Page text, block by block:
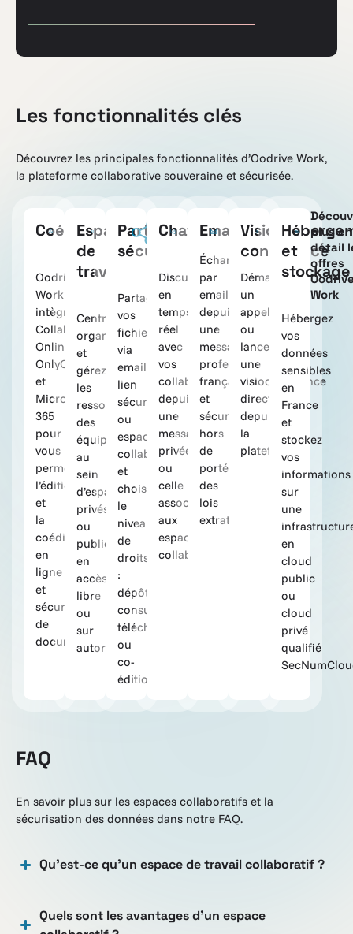
Les fonctionnalités clés
Découvrez les principales fonctionnalités d’Oodrive Work,
la plateforme collaborative souveraine et sécurisée.
Coédition
Oodrive
Work
intègre
Collabora
Online,
OnlyOffice
et
Microsoft
365
pour
vous
permettre
l’édition
et
la
coédition
en
ligne
et
sécurisées
de
documents.
Espace
de
travail
Centralisez,
organisez
et
gérez
les
ressources
des
équipes
au
sein
d’espaces
privés
ou
publics,
en
accès
libre
ou
sur
autorisation.
Partage
sécurisé
Partagez
vos
fichiers
via
email,
lien
sécurisé
ou
espace
collaboratif,
et
choisissez
le
niveau
de
droits
:
dépôt,
consultation,
téléchargement
ou
co-
édition.
Chat
Discutez
en
temps
réel
avec
vos
collaborateurs,
depuis
une
messagerie
privée
ou
celle
associée
aux
espaces
collaboratifs.
Email
Échangez
par
email
depuis
une
messagerie
professionnelle
française
et
sécurisée
hors
de
portée
des
lois
extraterritoriales.
Visio
conférence
Démarrez
un
appel
ou
lancez
une
visioconférence
directement
depuis
la
plateforme.
et
stockage
Hébergez
vos
données
sensibles
en
France
et
stockez
vos
informations
sur
une
en
cloud
public
ou
cloud
privé
qualifié
plus en
détail
offres
Work
FAQ
En savoir plus sur les espaces collaboratifs et la
sécurisation des données dans notre FAQ.
Qu’est-ce qu’un espace de travail collaboratif ?
Quels sont les avantages d’un espace